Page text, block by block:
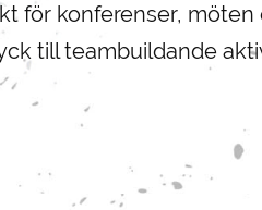
för konferenser,
till teambuildande